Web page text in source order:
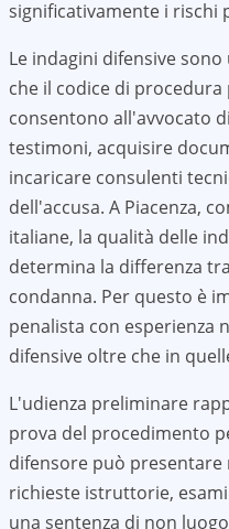
significativamente i rischi
Le indagini difensive
che il codice di
consentono all'avvocato
testimoni, acquisire
incaricare consulenti
dell'accusa. A Piacenza,
italiane, la qualità delle
determina la differenza
condanna. Per questo è
penalista con esperienza
difensive oltre che in
L'udienza preliminare
prova del procedimento
difensore può
richieste istruttorie,
una sentenza di non